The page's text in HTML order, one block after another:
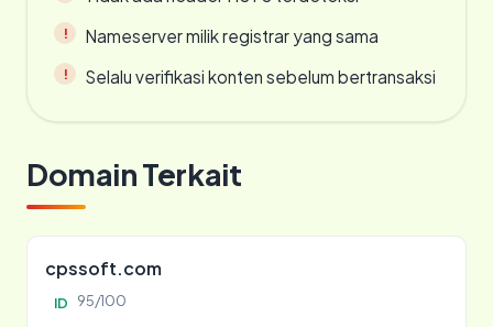
Nameserver milik registrar yang sama
Selalu verifikasi konten sebelum bertransaksi
Domain Terkait
cpssoft.com
ID 95/100